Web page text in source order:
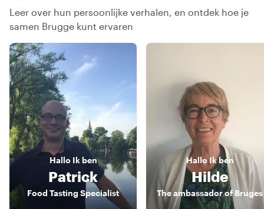
Leer over hun persoonlijke verhalen, en ontdek hoe je
samen Brugge kunt ervaren
Hallo Ik ben
Patrick
Food Tasting Specialist
HalloIk ben
Hilde
The ambassador of Bruges